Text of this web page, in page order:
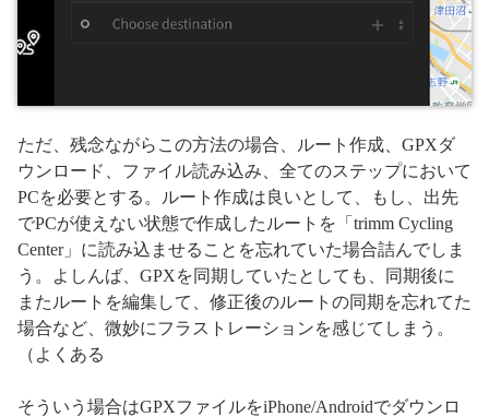
ただ、残念ながらこの方法の場合、ルート作成、GPXダ
ウンロード、ファイル読み込み、全てのステップにおいて
PCを必要とする。ルート作成は良いとして、もし、出先
でPCが使えない状態で作成したルートを「trimm Cycling
Center」に読み込ませることを忘れていた場合詰んでしま
う。よしんば、GPXを同期していたとしても、同期後に
またルートを編集して、修正後のルートの同期を忘れてた
場合など、微妙にフラストレーションを感じてしまう。
（よくある
そういう場合はGPXファイルをiPhone/Androidでダウンロ